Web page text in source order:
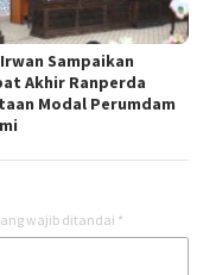
Sampaikan
Akhir Ranperda
Modal Perumdam
wajib ditandai *